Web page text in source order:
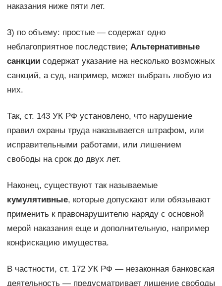
наказания ниже пяти лет.
3) по объему: простые — содержат одно
неблагоприятное последствие; Альтернативные
санкциисодержат указание на несколько возмож­ных
санкций, а суд, например, может выбрать любую из
них.
Так, ст. 143 УК РФ установлено, что нарушение
правил охраны труда наказывается штрафом, или
исправительными работами, или лишением
свободы на срок до двух лет.
Наконец, существуют так называемые
кумулятивные, ко­торые допускают или обязывают
применить к правонарушителю на­ряду с основной
мерой наказания еще и дополнительную, например
конфискацию имущества.
В частности, ст. 172 УК РФ — незаконная банковская
деятельность — предусматривает лишение свободы